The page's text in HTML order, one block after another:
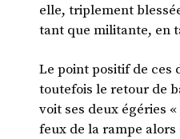
elle, triplement
tant que militante, en
Le point positif de ces
toutefois le retour de
voit ses deux égéries
feux de la rampe alors